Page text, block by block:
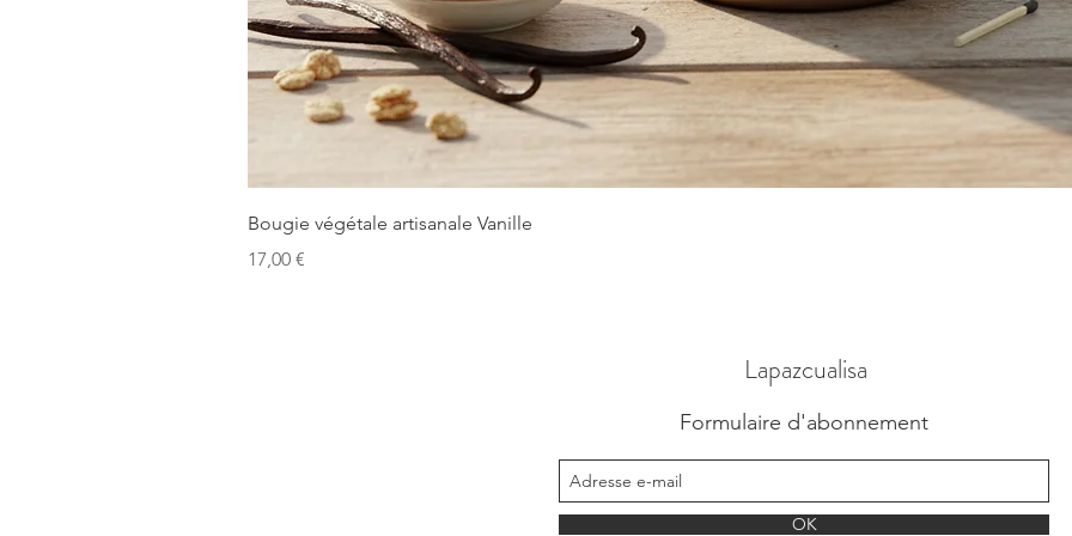
Bougie végétale artisanale Vanille
Prix
17,00 €
Lapazcualisa
Formulaire d'abonnement
OK